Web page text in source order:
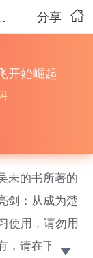
分享
始崛起
开始崛起
未的书所著的
剑：从成为楚
使用，请勿用
请在下载后